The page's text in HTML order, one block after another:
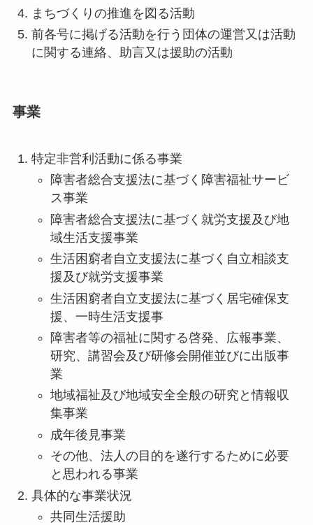
まちづくりの推進を図る活動
前各号に掲げる活動を行う団体の運営又は活動
に関する連絡、助言又は援助の活動
事業
特定非営利活動に係る事業
障害者総合支援法に基づく障害福祉サービ
ス事業
障害者総合支援法に基づく就労支援及び地
域生活支援事業
生活困窮者自立支援法に基づく自立相談支
援及び就労支援事業
生活困窮者自立支援法に基づく居宅確保支
援、一時生活支援事
障害者等の福祉に関する啓発、広報事業、
研究、講習会及び研修会開催並びに出版事
業
地域福祉及び地域安全全般の研究と情報収
集事業
成年後見事業
その他、法人の目的を遂行するために必要
と思われる事業
具体的な事業状況
共同生活援助